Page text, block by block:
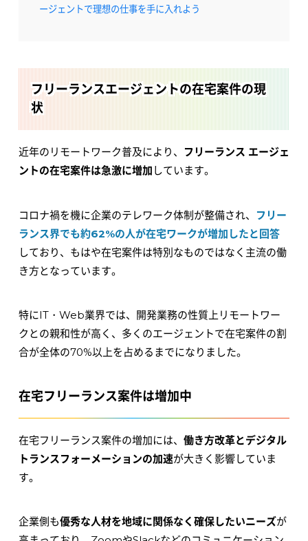
ージェントで理想の仕事を手に入れよう
フリーランスエージェントの在宅案件の現
状
近年のリモートワーク普及により、
フリーランス エージェ
ントの在宅案件は急激に増加 しています。
コロナ禍を機に企業のテレワーク体制が整備され、
フリー
ランス界でも約62%の人が在宅ワークが増加したと回答
しており、もはや在宅案件は特別なものではなく主流の働
き方となっています。
特にIT・Web業界では、開発業務の性質上リモートワー
クとの親和性が高く、多くのエージェントで在宅案件の割
合が全体の70%以上を占めるまでになりました。
在宅フリーランス案件は増加中
在宅フリーランス案件の増加には、 働き方改革とデジタル
トランスフォーメーションの加速が大きく影響していま
す。
企業側も優秀な人材を地域に関係なく確保したいニーズが